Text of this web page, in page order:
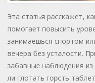
Эта статья расскажет,
помогает повысить
занимаешься спортом
вечера без усталости.
забавные наблюдения
ли глотать горсть